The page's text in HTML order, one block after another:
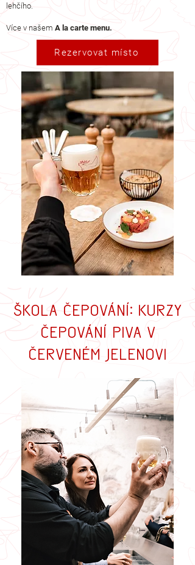
lehčího.
Více v našem A la carte menu.
Rezervovat místo
Škola čepování: kurzy
čepování piva v
Červeném Jelenovi